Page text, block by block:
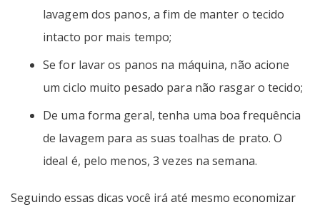
lavagem dos panos, a fim de manter o tecido
intacto por mais tempo;
Se for lavar os panos na máquina, não acione
um ciclo muito pesado para não rasgar o tecido;
De uma forma geral, tenha uma boa frequência
de lavagem para as suas toalhas de prato. O
ideal é, pelo menos, 3 vezes na semana.
Seguindo essas dicas você irá até mesmo economizar